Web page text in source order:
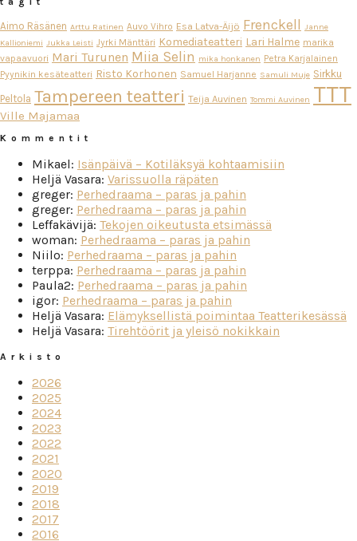
Aimo Räsänen Arttu Ratinen Auvo Vihro Esa Latva-Äijö Frenckell
Janne
Kallioniemi
Jukka Leisti Jyrki Mänttäri Komediateatteri Lari Halme marika
vapaavuori Mari Turunen Miia Selin mika honkanen Petra Karjalainen
Pyynikin kesäteatteri Risto Korhonen Samuel Harjanne Samuli Muje Sirkku
Peltola Tampereen teatteri Teija Auvinen Tommi Auvinen TTT
Ville Majamaa
Kommentit
Mikael: Isänpäivä – Kotiläksyä kohtaamisiin
Heljä Vasara: Varissuolla räpäten
greger: Perhedraama – paras ja pahin
greger: Perhedraama – paras ja pahin
Leffakävijä: Tekojen oikeutusta etsimässä
woman: Perhedraama – paras ja pahin
Niilo: Perhedraama – paras ja pahin
terppa: Perhedraama – paras ja pahin
Paula2: Perhedraama – paras ja pahin
igor: Perhedraama – paras ja pahin
Heljä Vasara: Elämyksellistä poimintaa Teatterikesässä
Heljä Vasara: Tirehtöörit ja yleisö nokikkain
Arkisto
2026
2025
2024
2023
2022
2021
2020
2019
2018
2017
2016